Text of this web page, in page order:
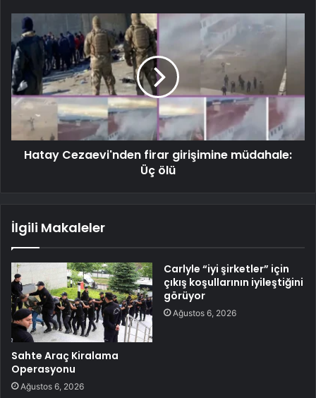
Hatay Cezaevi'nden firar girişimine müdahale:
Üç ölü
İlgili Makaleler
Sahte Araç Kiralama
Operasyonu
Ağustos 6, 2026
Carlyle “iyi şirketler” için
çıkış koşullarının iyileştiğini
görüyor
Ağustos 6, 2026